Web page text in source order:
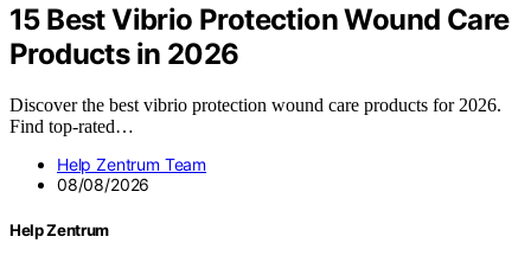
15 Best Vibrio Protection Wound Care
Products in 2026
Discover the best vibrio protection wound care products for 2026.
Find top-rated…
Help Zentrum Team
08/08/2026
Help Zentrum